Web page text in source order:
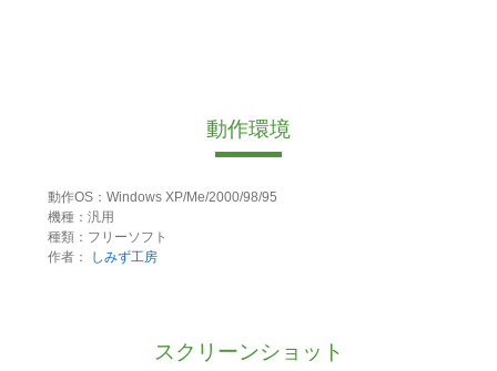
動作環境
動作OS：Windows XP/Me/2000/98/95
機種：汎用
種類：フリーソフト
作者：
しみず工房
スクリーンショット